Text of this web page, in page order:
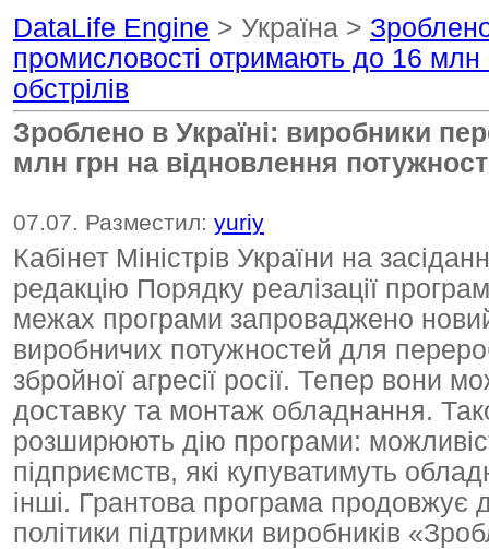
DataLife Engine > Україна >
промисловості отримають до 16 млн
обстрілів
Зроблено в Україні: виробники
млн грн на відновлення
07.07. Разместил: yuriy
Кабінет Міністрів України на
редакцію Порядку реалізації
межах програми запроваджено
виробничих потужностей для
збройної агресії росії. Тепер вони
доставку та монтаж обладнання.
розширюють дію програми:
підприємств, які купуватимуть
інші. Грантова програма продовжує
політики підтримки виробників